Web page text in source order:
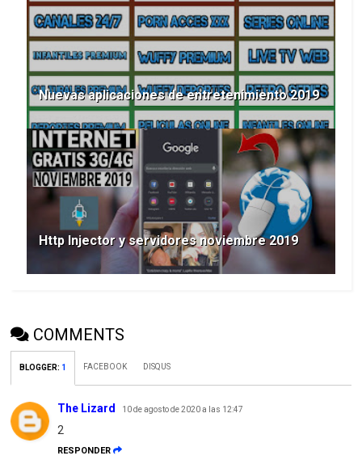
Nuevas aplicaciones de entretenimiento 2019
Http Injector y servidores noviembre 2019
COMMENTS
BLOGGER: 1 FACEBOOK DISQUS
The Lizard 10 de agosto de 2020 a las 12:47
2
RESPONDER